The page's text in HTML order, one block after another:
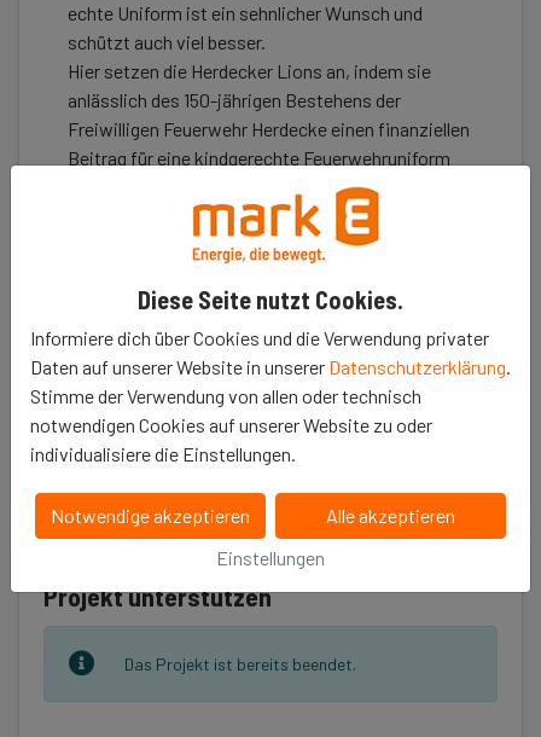
Diese Seite nutzt Cookies.
Informiere dich über Cookies und die Verwendung privater
Daten auf unserer Website in unserer Datenschutzerklärung.
Stimme der Verwendung von allen oder technisch
notwendigen Cookies auf unserer Website zu oder
individualisiere die Einstellungen.
Notwendige akzeptieren
Alle akzeptieren
Einstellungen
echte Uniform ist ein sehnlicher Wunsch und
schützt auch viel besser.
Hier setzen die Herdecker Lions an, indem sie
anlässlich des 150-jährigen Bestehens der
Freiwilligen Feuerwehr Herdecke einen finanziellen
Beitrag für eine kindgerechte Feuerwehruniform
der hiesigen Kinderfeuerwehr leisten möchte.
Hierfür bitten wir die Mark-E und ihre Kunden um
ihre Unterstützung.
Erzähle es deinen Freunden
Projekt unterstützen
Das Projekt ist bereits beendet.